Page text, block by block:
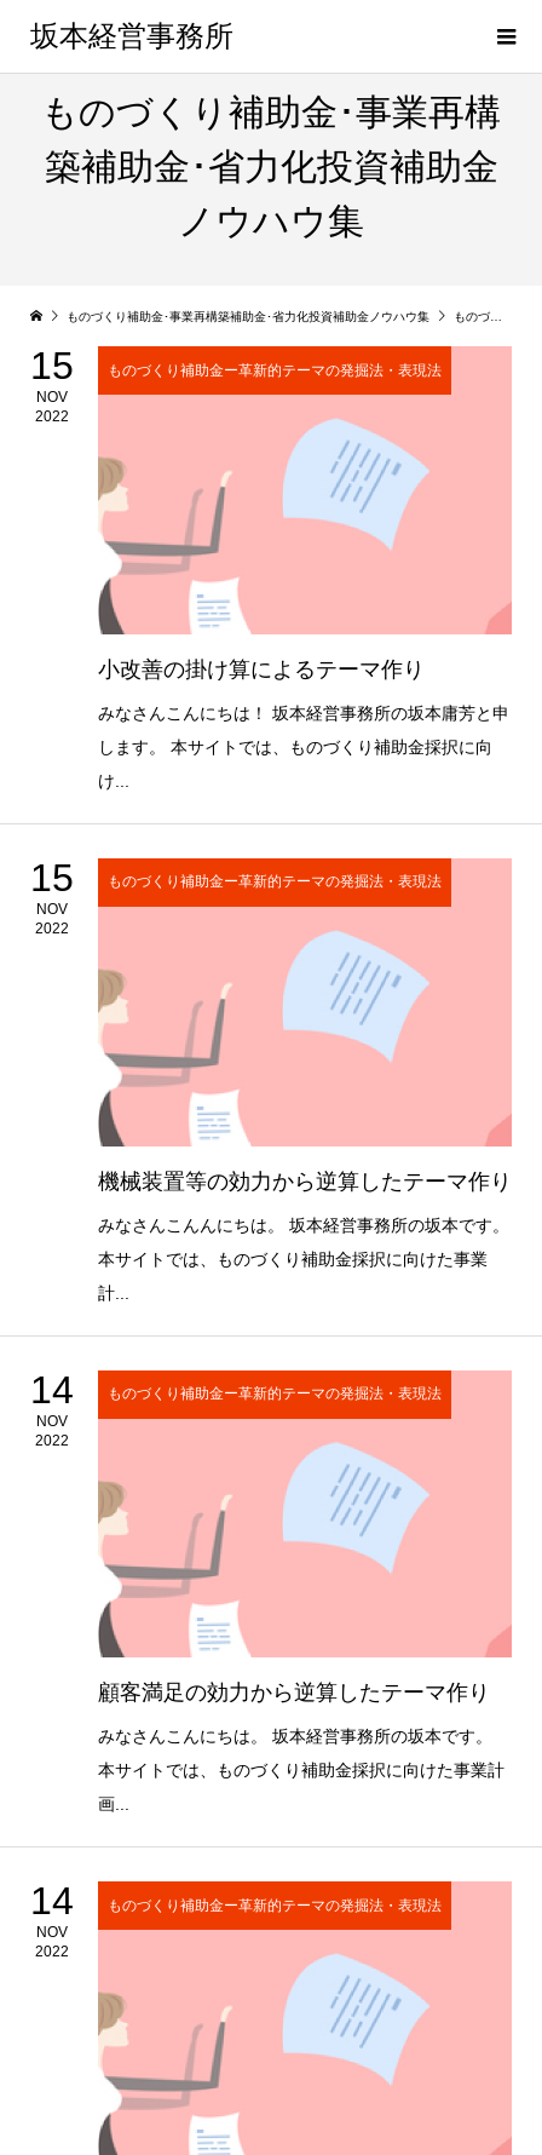
坂本経営事務所
ものづくり補助金･事業再構
築補助金･省力化投資補助金
ノウハウ集
ものづくり補助金･事業再構築補助金･省力化投資補助金ノウハウ集 ものづくり補助金ー革新的テーマの発掘法・表現法
15
NOV
2022
ものづくり補助金ー革新的テーマの発掘法・表現法
小改善の掛け算によるテーマ作り
みなさんこんにちは！ 坂本経営事務所の坂本庸芳と申
します。 本サイトでは、ものづくり補助金採択に向
け...
15
NOV
2022
ものづくり補助金ー革新的テーマの発掘法・表現法
機械装置等の効力から逆算したテーマ作り
みなさんこんんにちは。 坂本経営事務所の坂本です。
本サイトでは、ものづくり補助金採択に向けた事業
計...
14
NOV
2022
ものづくり補助金ー革新的テーマの発掘法・表現法
顧客満足の効力から逆算したテーマ作り
みなさんこんにちは。 坂本経営事務所の坂本です。
本サイトでは、ものづくり補助金採択に向けた事業計
画...
14
NOV
2022
ものづくり補助金ー革新的テーマの発掘法・表現法